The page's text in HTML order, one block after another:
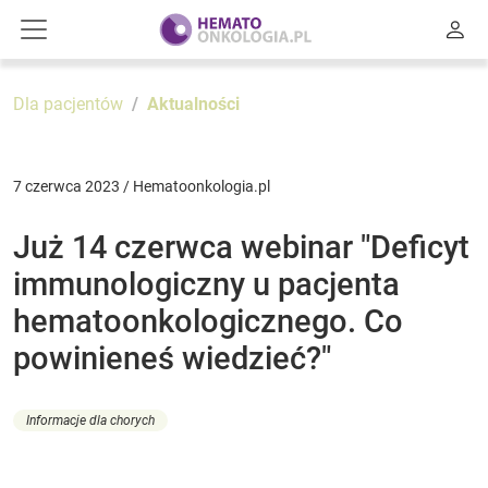
Dla pacjentów Aktualności
7 czerwca 2023 / Hematoonkologia.pl
Już 14 czerwca webinar "Deficyt
immunologiczny u pacjenta
hematoonkologicznego. Co
powinieneś wiedzieć?"
Informacje dla chorych